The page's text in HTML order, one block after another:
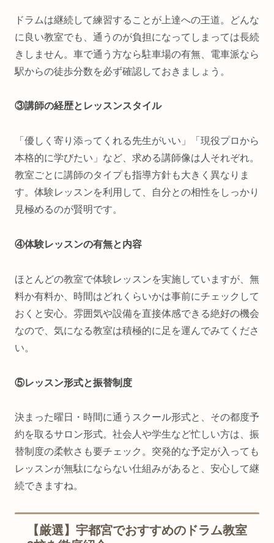
ドラムは継続して練習することが上達への王道。どんな
に良い教室でも、通うのが負担になってしまっては長続
きしません。車で通う方なら駐車場の有無、電車派なら
駅からの徒歩分数を必ず確認しておきましょう。
③講師の経歴とレッスンスタイル
「優しく寄り添ってくれる先生がいい」「現役プロから
本格的に学びたい」など、求める講師像は人それぞれ。
教室ごとに講師のタイプも指導方針も大きく異なりま
す。体験レッスンを利用して、自分との相性をしっかり
見極めるのが賢明です。
④体験レッスンの有無と内容
ほとんどの教室で体験レッスンを実施していますが、無
料か有料か、時間はどれくらいかは事前にチェックして
おくと安心。雰囲気や設備を直接体感できる絶好の機会
なので、気になる教室は積極的に足を運んでみてくださ
い。
⑤レッスン形式と振替制度
決まった曜日・時間に通うスクール形式と、その都度予
約を取るサロン形式。社会人や学生など忙しい方は、振
替制度の柔軟さも要チェック。突発的な予定が入っても
レッスンが無駄にならない仕組みがあると、安心して継
続できますね。
【厳選】宇都宮でおすすめのドラム教室